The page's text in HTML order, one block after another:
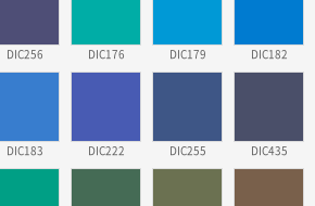
DIC256 DIC176 DIC179 DIC182
DIC183 DIC222 DIC255 DIC435